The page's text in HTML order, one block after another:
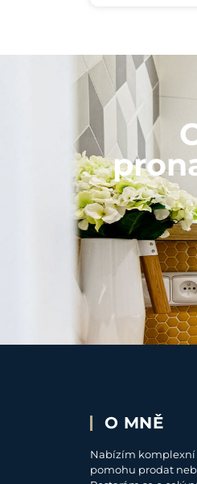
O MNĚ
Nabízím
pomohu prodat